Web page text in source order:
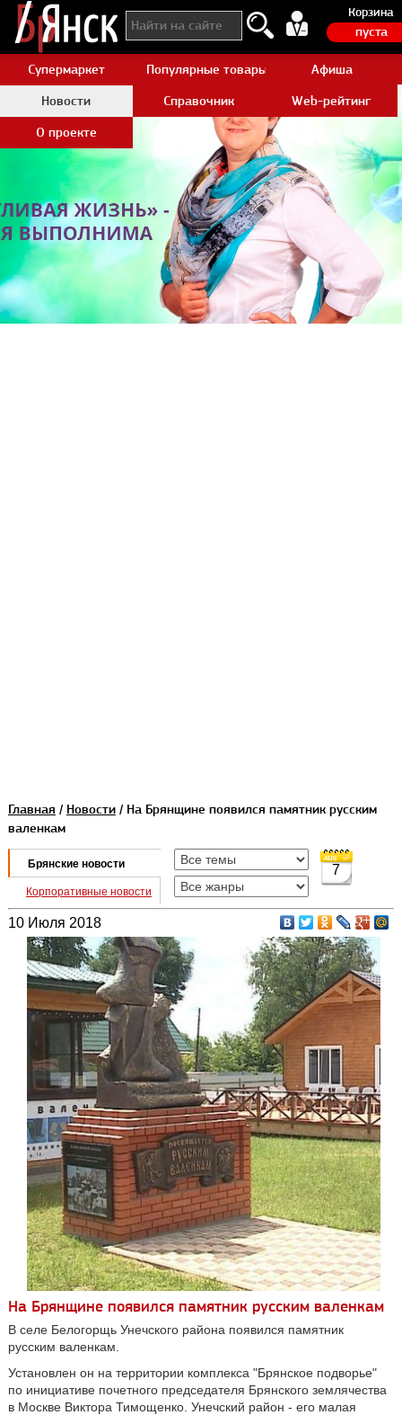
Корзина
пуста
Супермаркет Популярные товары AliexpressАфиша
Новости
Справочник
Web-рейтинг
О проекте
Главная / Новости/ На Брянщине появился памятник русским
валенкам
Брянские новости
Корпоративные новости
7
10 Июля 2018
На Брянщине появился памятник русским валенкам
В селе Белогорщь Унечского района появился памятник
русским валенкам.
Установлен он на территории комплекса "Брянское подворье"
по инициативе почетного председателя Брянского землячества
в Москве Виктора Тимощенко. Унечский район - его малая